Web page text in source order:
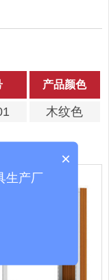
产品颜色
木纹色
×
生产厂